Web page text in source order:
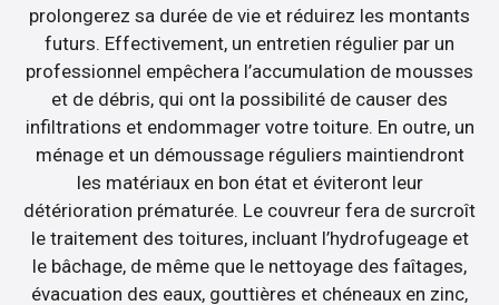
prolongerez sa durée de vie et réduirez les montants
futurs. Effectivement, un entretien régulier par un
professionnel empêchera l’accumulation de mousses
et de débris, qui ont la possibilité de causer des
infiltrations et endommager votre toiture. En outre, un
ménage et un démoussage réguliers maintiendront
les matériaux en bon état et éviteront leur
détérioration prématurée. Le couvreur fera de surcroît
le traitement des toitures, incluant l’hydrofugeage et
le bâchage, de même que le nettoyage des faîtages,
évacuation des eaux, gouttières et chéneaux en zinc,